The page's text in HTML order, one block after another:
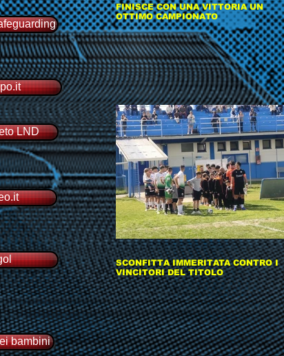
LND
bambini
FINISCE CON UNA VITTORIA UN
OTTIMO CAMPIONATO
SCONFITTA IMMERITATA CONTRO I
VINCITORI DEL TITOLO